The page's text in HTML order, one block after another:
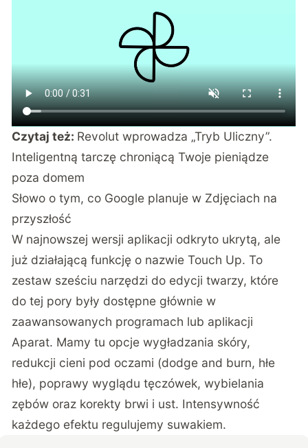
Czytaj też: Revolut wprowadza „Tryb Uliczny”.
Inteligentną tarczę chroniącą Twoje pieniądze
poza domem
Słowo o tym, co Google planuje w Zdjęciach na
przyszłość
W najnowszej wersji aplikacji odkryto ukrytą, ale
już działającą funkcję o nazwie Touch Up. To
zestaw sześciu narzędzi do edycji twarzy, które
do tej pory były dostępne głównie w
zaawansowanych programach lub aplikacji
Aparat. Mamy tu opcje wygładzania skóry,
redukcji cieni pod oczami (dodge and burn, hłe
hłe), poprawy wyglądu tęczówek, wybielania
zębów oraz korekty brwi i ust. Intensywność
każdego efektu regulujemy suwakiem.